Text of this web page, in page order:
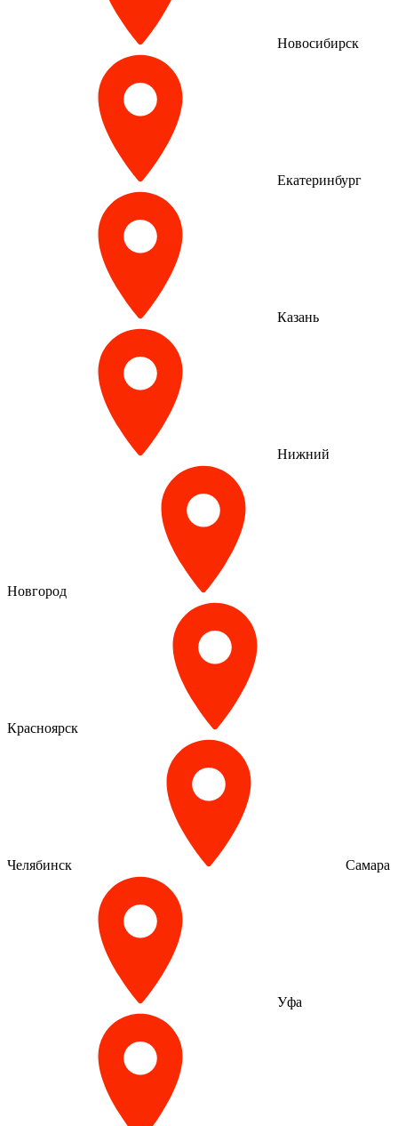
Новосибирск
Екатеринбург
Казань
Нижний
Новгород
Красноярск
Челябинск Самара
Уфа